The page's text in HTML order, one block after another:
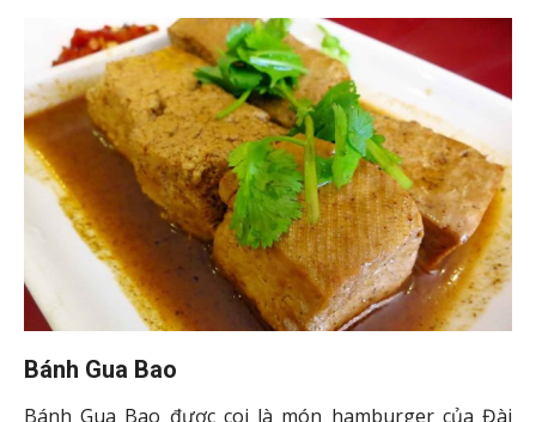
Trà sữa trân châu
Trà sữa trân châu là món đồ uống được nhiều bạn trẻ
khách đừng bỏ lỡ cơ hội thưởng thức một ly trà sữa
với rất nhiều hương vị khác nhau.